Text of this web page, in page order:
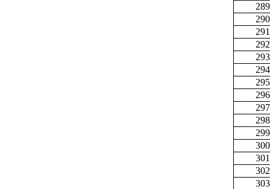
289
290
291
292
293
294
295
296
297
298
299
300
301
302
303